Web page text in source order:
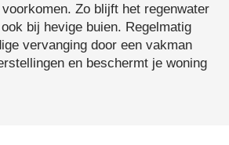
Zo blijft het regenwater
bij hevige buien. Regelmatig
vervanging door een vakman
en beschermt je woning